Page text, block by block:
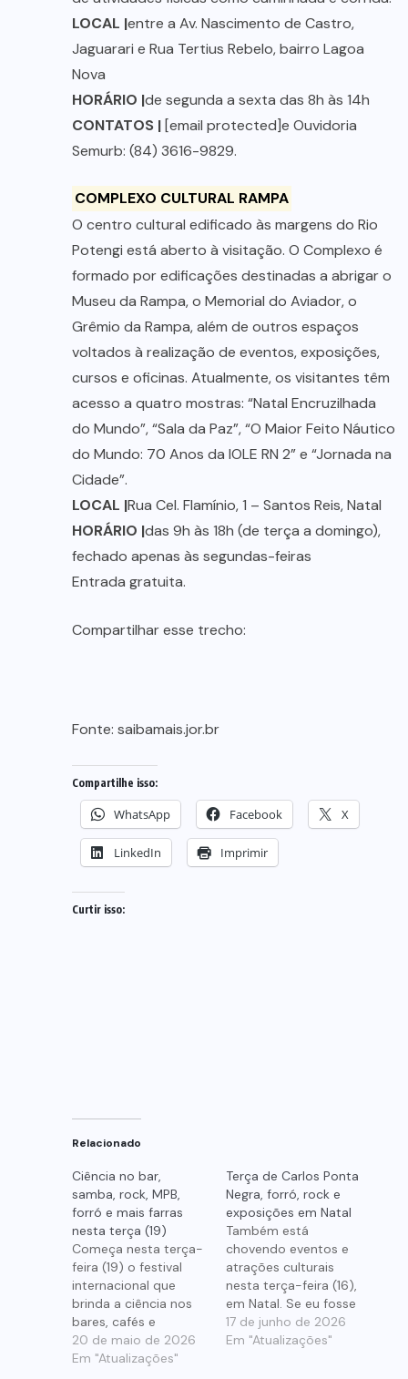
LOCAL |entre a Av. Nascimento de Castro,
Jaguarari e Rua Tertius Rebelo, bairro Lagoa
Nova
HORÁRIO |de segunda a sexta das 8h às 14h
CONTATOS |[email protected]e Ouvidoria
Semurb: (84) 3616-9829.
COMPLEXO CULTURAL RAMPA
O centro cultural edificado às margens do Rio
Potengi está aberto à visitação. O Complexo é
formado por edificações destinadas a abrigar o
Museu da Rampa, o Memorial do Aviador, o
Grêmio da Rampa, além de outros espaços
voltados à realização de eventos, exposições,
cursos e oficinas. Atualmente, os visitantes têm
acesso a quatro mostras: “Natal Encruzilhada
do Mundo”, “Sala da Paz”, “O Maior Feito Náutico
do Mundo: 70 Anos da IOLE RN 2” e “Jornada na
Cidade”.
LOCAL |Rua Cel. Flamínio, 1 – Santos Reis, Natal
HORÁRIO |das 9h às 18h (de terça a domingo),
fechado apenas às segundas-feiras
Entrada gratuita.
Compartilhar esse trecho:
Fonte: saibamais.jor.br
Compartilhe isso:
WhatsApp Facebook X
LinkedIn Imprimir
Curtir isso:
Relacionado
Ciência no bar,
samba, rock, MPB,
forró e mais farras
nesta terça (19)
Começa nesta terça-
feira (19) o festival
internacional que
brinda a ciência nos
bares, cafés e
restaurantes Brasil
afora. Em Natal, o Pint
20 de maio de 2026
Em "Atualizações"
Terça de Carlos Ponta
Negra, forró, rock e
exposições em Natal
Também está
chovendo eventos e
atrações culturais
nesta terça-feira (16),
em Natal. Se eu fosse
você pegava a capa
ou o guarda-chuva e
17 de junho de 2026
Em "Atualizações"